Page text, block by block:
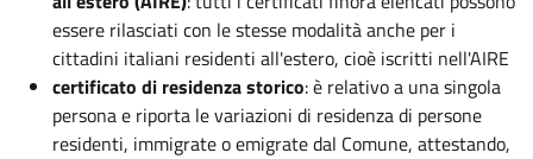
essere rilasciati con le stesse modalità anche per i
cittadini italiani residenti all'estero, cioè iscritti nell'AIRE
certificato di residenza storico: è relativo a una singola
persona e riporta le variazioni di residenza di persone
residenti, immigrate o emigrate dal Comune, attestando,